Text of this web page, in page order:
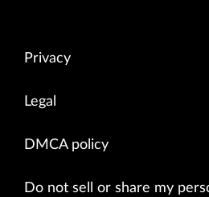
Privacy
Legal
DMCA policy
Do not sell or share my